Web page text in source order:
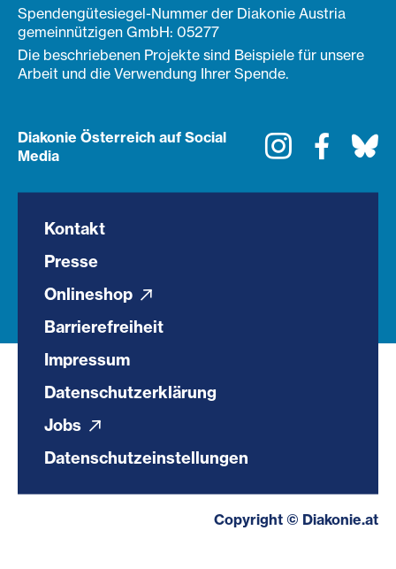
Spendengütesiegel-Nummer der Diakonie Austria
gemeinnützigen GmbH: 05277
Die beschriebenen Projekte sind Beispiele für unsere
Arbeit und die Verwendung Ihrer Spende.
Diakonie Österreich auf Social
Media
Instagram
Kontakt
Presse
Onlineshop
Barrierefreiheit
Impressum
Datenschutzerklärung
Jobs
Datenschutzeinstellungen
Copyright © Diakonie.at